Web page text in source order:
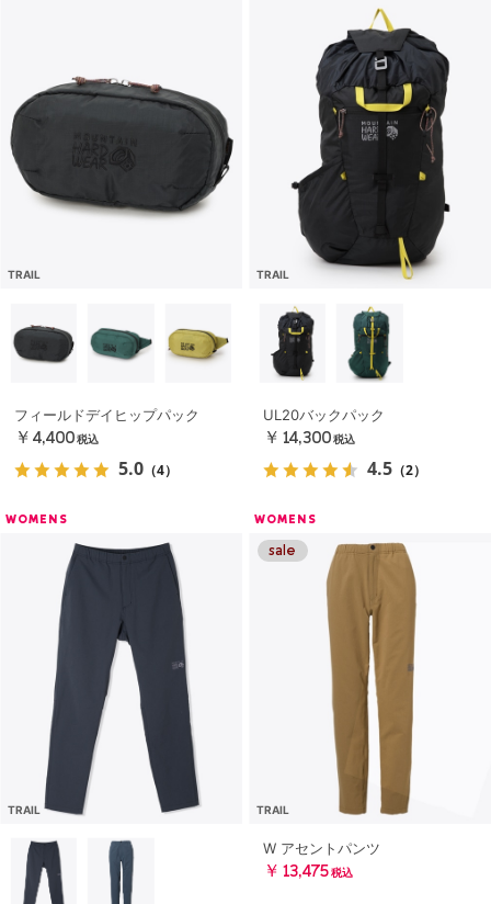
TRAIL
フィールドデイヒップパック
￥4,400 税込
5.0 （4）
TRAIL
UL20バックパック
￥14,300 税込
4.5 （2）
WOMENS
TRAIL
WOMENS
TRAIL
W アセントパンツ
￥13,475 税込